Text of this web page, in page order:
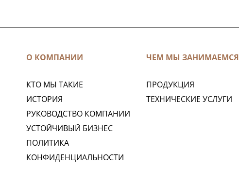
О КОМПАНИИ
КТО МЫ ТАКИЕ
ИСТОРИЯ
РУКОВОДСТВО КОМПАНИИ
УСТОЙЧИВЫЙ БИЗНЕС
ПОЛИТИКА
КОНФИДЕНЦИАЛЬНОСТИ
ЧЕМ МЫ ЗАНИМАЕМСЯ
ПРОДУКЦИЯ
ТЕХНИЧЕСКИЕ УСЛУГИ